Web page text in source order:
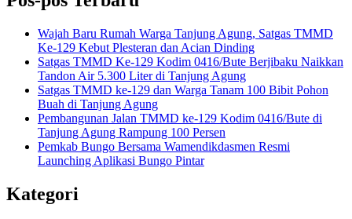
Wajah Baru Rumah Warga Tanjung Agung, Satgas TMMD
Ke-129 Kebut Plesteran dan Acian Dinding
Satgas TMMD Ke-129 Kodim 0416/Bute Berjibaku Naikkan
Tandon Air 5.300 Liter di Tanjung Agung
Satgas TMMD ke-129 dan Warga Tanam 100 Bibit Pohon
Buah di Tanjung Agung
Pembangunan Jalan TMMD ke-129 Kodim 0416/Bute di
Tanjung Agung Rampung 100 Persen
Pemkab Bungo Bersama Wamendikdasmen Resmi
Launching Aplikasi Bungo Pintar
Kategori